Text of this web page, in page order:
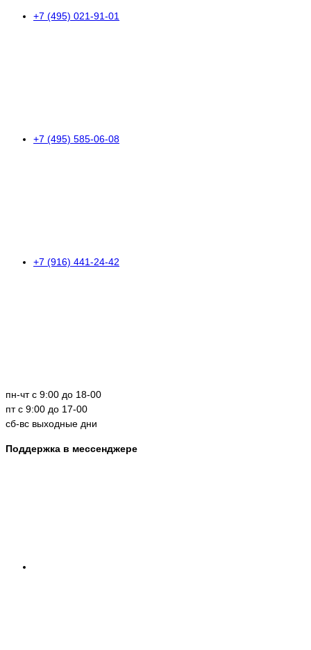
+7 (495) 021-91-01
+7 (495) 585-06-08
+7 (916) 441-24-42
пн-чт с 9:00 до 18-00
пт с 9:00 до 17-00
сб-вс выходные дни
Поддержка в мессенджере